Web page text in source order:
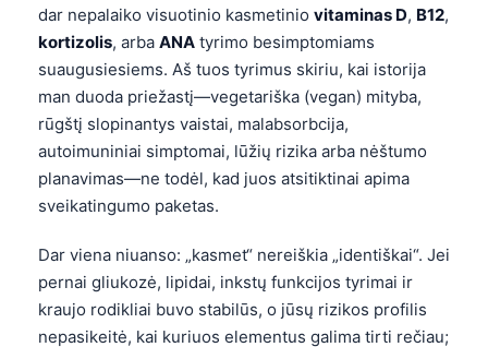
dar nepalaiko visuotinio kasmetinio vitaminas D, B12,
kortizolis, arba ANA tyrimo besimptomiams
suaugusiesiems. Aš tuos tyrimus skiriu, kai istorija
man duoda priežastį—vegetariška (vegan) mityba,
rūgštį slopinantys vaistai, malabsorbcija,
autoimuniniai simptomai, lūžių rizika arba nėštumo
planavimas—ne todėl, kad juos atsitiktinai apima
sveikatingumo paketas.
Dar viena niuanso: „kasmet“ nereiškia „identiškai“. Jei
pernai gliukozė, lipidai, inkstų funkcijos tyrimai ir
kraujo rodikliai buvo stabilūs, o jūsų rizikos profilis
nepasikeitė, kai kuriuos elementus galima tirti rečiau;